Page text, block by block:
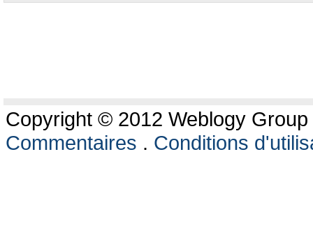
Copyright © 2012 Weblogy
Commentaires . Conditions